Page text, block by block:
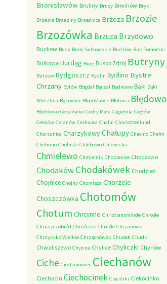
Bronisławów Bruliny Brusy Brwinów Bryki
Brzezie Brzeziny Brzeźnica Brzoza Brzozie
Brzozówka Brzuza Brzydowo
Buckow Budy Budy Sulkowskie Budzów Buk Pomorski
Bulkowo Burdąg Burg Busko Zdrój Butryny
Butzow Bydgoszcz Bydlin Bydlino Bystre
Chrzany Bytów Bógdał Bączal Bądkowo Bąki Bąki
Wieczfnia Bąkowiec Błogosławie Błotnica Błędowo
Błędówko Cecylówka Cedry Małe Cegielnia Cegłów
Celejów Ceranów Cerkwica Chalin Charlottenlund
Charsznica CharzykowyChałupy Chechło Chełm
Chełmno Chełmża Chlebowo Chlewiska
Chmielewo Chmielnik Chobienice Choczewo
ChodakówChodakówek Chodzież
Chojnice Chojny Chomiąża Chorzele
Choszczówka Chotomów
Chotum Chrcynno Christiansminde Chrośle
Chruszczobród Chruściele Chruśle Chrzanowo
Chrzypsko Wielkie Chrząchówek Chudek Chudki
Chwaliszewo Chycina Chylice Chyliczki Chynów
Ciche Ciechanowiec Ciechanów
Ciechocin Ciechocinek Cieciórki Ciekocinko